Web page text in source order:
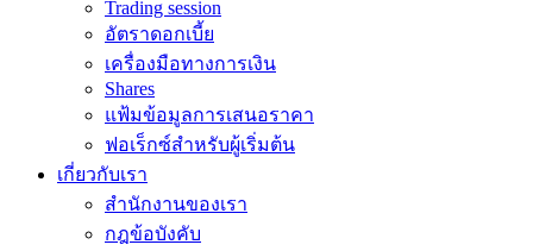
Trading session
อัตราดอกเบี้ย
เครื่องมือทางการเงิน
Shares
แฟ้มข้อมูลการเสนอราคา
ฟอเร็กซ์สำหรับผู้เริ่มต้น
เกี่ยวกับเรา
สำนักงานของเรา
กฎข้อบังคับ